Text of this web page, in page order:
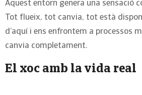
Aquest entorn genera una sensació
Tot flueix, tot canvia, tot està
d’aquí i ens enfrontem a processos
canvia completament.
El xoc amb la vida real